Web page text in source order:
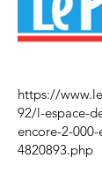
https://
92/l-espace-
encore-2-
4820893.php